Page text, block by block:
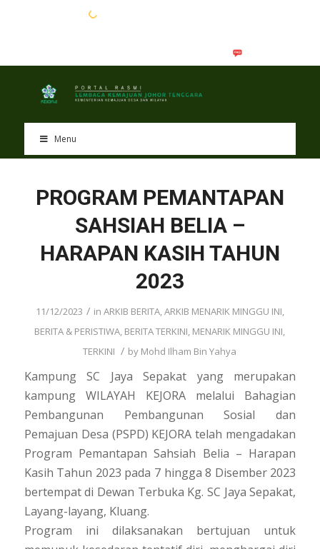
Menu
PROGRAM PEMANTAPAN
SAHSIAH BELIA –
HARAPAN KASIH TAHUN
2023
11/12/2023 / in ARKIB BERITA,ARKIB MENARIK MINGGU INI,
BERITA & PERISTIWA, BERITA TERKINI, MENARIK MINGGU INI,
TERKINI / by Mohd Ilham Bin Yahya
Kampung SC Jaya Sepakat yang merupakan
kampung WILAYAH KEJORA melalui Bahagian
Pembangunan Pembangunan Sosial dan
Pemajuan Desa (PSPD) KEJORA telah mengadakan
Program Pemantapan Sahsiah Belia – Harapan
Kasih Tahun 2023 pada 7 hingga 8 Disember 2023
bertempat di Dewan Terbuka Kg. SC Jaya Sepakat,
Layang-layang, Kluang.
Program ini dilaksanakan bertujuan untuk